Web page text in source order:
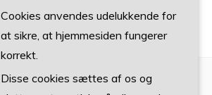
Cookies anvendes udelukkende for
at sikre, at hjemmesiden fungerer
korrekt.
Disse cookies sættes af os og